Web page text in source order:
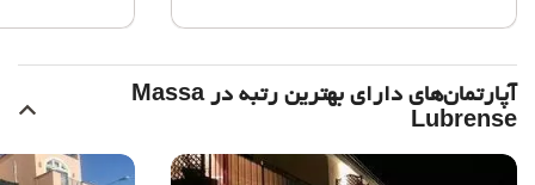
آپارتمان‌های دارای بهترین رتبه در Massa
Lubrense